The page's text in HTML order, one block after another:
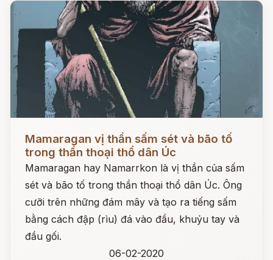
Mamaragan vị thần sấm sét và bão tố
trong thần thoại thổ dân Úc
Mamaragan hay Namarrkon là vị thần của sấm
sét và bão tố trong thần thoại thổ dân Úc. Ông
cưỡi trên những đám mây và tạo ra tiếng sấm
bằng cách đập (rìu) đá vào đầu, khuỷu tay và
đầu gối.
06-02-2020